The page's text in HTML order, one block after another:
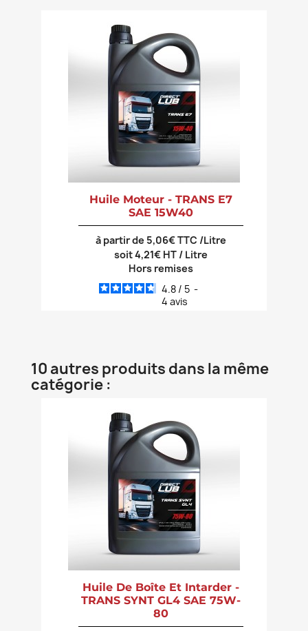
Huile Moteur - TRANS E7
SAE 15W40
à partir de 5,06€ TTC /Litre
soit 4,21€ HT / Litre
Hors remises
4.8 / 5 -
4 avis
10 autres produits dans la même
catégorie :
Huile De Boîte Et Intarder -
TRANS SYNT GL4 SAE 75W-
80